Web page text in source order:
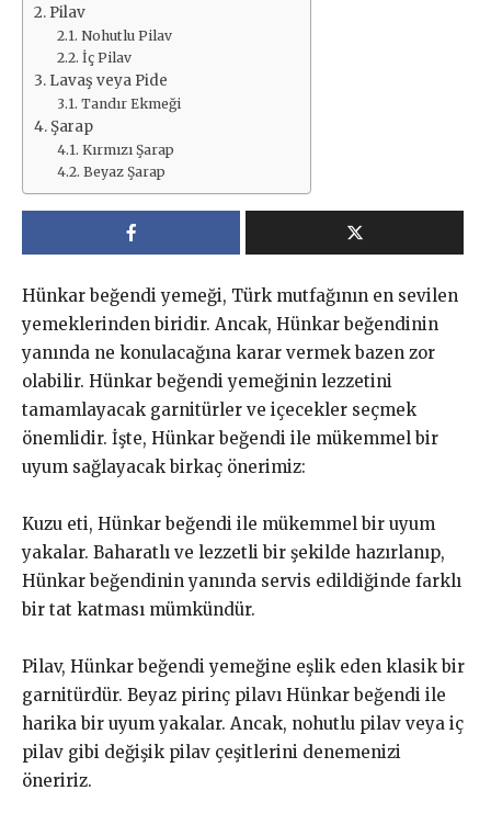
Pilav
Nohutlu Pilav
İç Pilav
Lavaş veya Pide
Tandır Ekmeği
Şarap
Kırmızı Şarap
Beyaz Şarap
Hünkar beğendi yemeği, Türk mutfağının en sevilen
yemeklerinden biridir. Ancak, Hünkar beğendinin
yanında ne konulacağına karar vermek bazen zor
olabilir. Hünkar beğendi yemeğinin lezzetini
tamamlayacak garnitürler ve içecekler seçmek
önemlidir. İşte, Hünkar beğendi ile mükemmel bir
uyum sağlayacak birkaç önerimiz:
Kuzu eti, Hünkar beğendi ile mükemmel bir uyum
yakalar. Baharatlı ve lezzetli bir şekilde hazırlanıp,
Hünkar beğendinin yanında servis edildiğinde farklı
bir tat katması mümkündür.
Pilav, Hünkar beğendi yemeğine eşlik eden klasik bir
garnitürdür. Beyaz pirinç pilavı Hünkar beğendi ile
harika bir uyum yakalar. Ancak, nohutlu pilav veya iç
pilav gibi değişik pilav çeşitlerini denemenizi
öneririz.